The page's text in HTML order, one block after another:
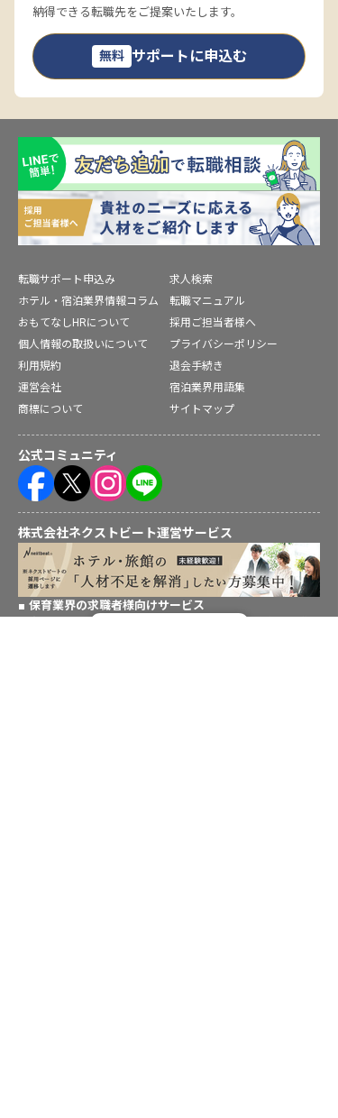
納得できる転職先をご提案いたします。
無料 サポートに申込む
転職サポート申込み
求人検索
ホテル・宿泊業界情報コラム
転職マニュアル
おもてなしHRについて
採用ご担当者様へ
個人情報の取扱いについて
プライバシーポリシー
利用規約
退会手続き
運営会社
宿泊業界用語集
商標について
サイトマップ
公式コミュニティ
株式会社ネクストビート運営サービス
保育業界の求職者様向けサービス